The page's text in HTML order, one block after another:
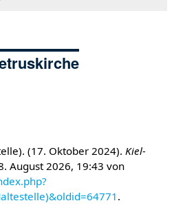
(17. Oktober 2024). Kiel-
August 2026, 19:43 von
.